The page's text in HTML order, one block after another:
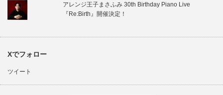
アレンジ王子まさふみ 30th Birthday Piano Live
『Re:Birth』開催決定！
Xでフォロー
ツイート